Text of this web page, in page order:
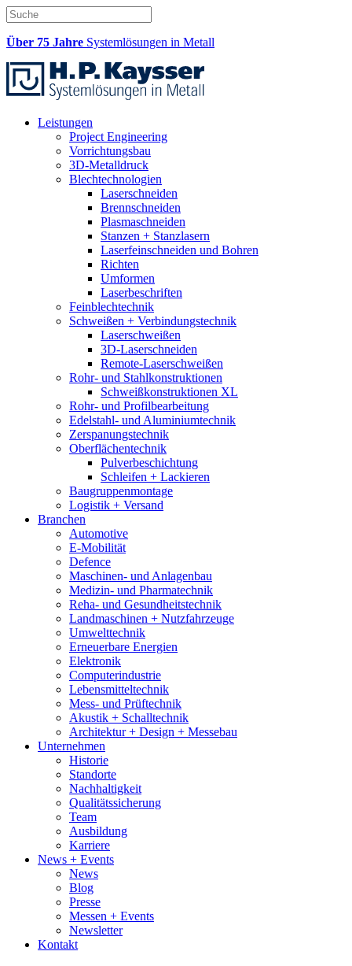
Über 75 Jahre Systemlösungen in Metall
Leistungen
Project Engineering
Vorrichtungsbau
3D-Metalldruck
Blechtechnologien
Laserschneiden
Brennschneiden
Plasmaschneiden
Stanzen + Stanzlasern
Laserfeinschneiden und Bohren
Richten
Umformen
Laserbeschriften
Feinblechtechnik
Schweißen + Verbindungstechnik
Laserschweißen
3D-Laserschneiden
Remote-Laserschweißen
Rohr- und Stahlkonstruktionen
Schweißkonstruktionen XL
Rohr- und Profilbearbeitung
Edelstahl- und Aluminiumtechnik
Zerspanungstechnik
Oberflächentechnik
Pulverbeschichtung
Schleifen + Lackieren
Baugruppenmontage
Logistik + Versand
Branchen
Automotive
E-Mobilität
Defence
Maschinen- und Anlagenbau
Medizin- und Pharmatechnik
Reha- und Gesundheitstechnik
Landmaschinen + Nutzfahrzeuge
Umwelttechnik
Erneuerbare Energien
Elektronik
Computerindustrie
Lebensmitteltechnik
Mess- und Prüftechnik
Akustik + Schalltechnik
Architektur + Design + Messebau
Unternehmen
Historie
Standorte
Nachhaltigkeit
Qualitätssicherung
Team
Ausbildung
Karriere
News + Events
News
Blog
Presse
Messen + Events
Newsletter
Kontakt